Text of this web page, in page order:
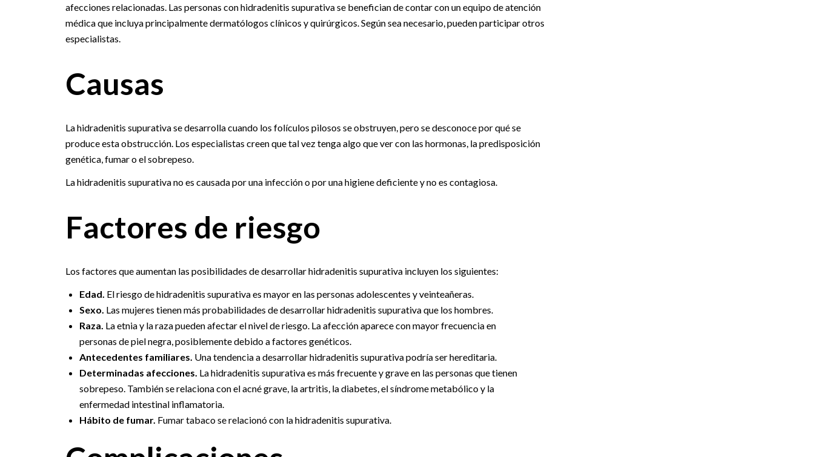
afecciones relacionadas. Las personas con hidradenitis supurativa se benefician de contar con un equipo de atención
médica que incluya principalmente dermatólogos clínicos y quirúrgicos. Según sea necesario, pueden participar otros
especialistas.
Causas
La hidradenitis supurativa se desarrolla cuando los folículos pilosos se obstruyen, pero se desconoce por qué se
produce esta obstrucción. Los especialistas creen que tal vez tenga algo que ver con las hormonas, la predisposición
genética, fumar o el sobrepeso.
La hidradenitis supurativa no es causada por una infección o por una higiene deficiente y no es contagiosa.
Factores de riesgo
Los factores que aumentan las posibilidades de desarrollar hidradenitis supurativa incluyen los siguientes:
Edad. El riesgo de hidradenitis supurativa es mayor en las personas adolescentes y veinteañeras.
Sexo. Las mujeres tienen más probabilidades de desarrollar hidradenitis supurativa que los hombres.
Raza. La etnia y la raza pueden afectar el nivel de riesgo. La afección aparece con mayor frecuencia en
personas de piel negra, posiblemente debido a factores genéticos.
Antecedentes familiares. Una tendencia a desarrollar hidradenitis supurativa podría ser hereditaria.
Determinadas afecciones. La hidradenitis supurativa es más frecuente y grave en las personas que tienen
sobrepeso. También se relaciona con el acné grave, la artritis, la diabetes, el síndrome metabólico y la
enfermedad intestinal inflamatoria.
Hábito de fumar. Fumar tabaco se relacionó con la hidradenitis supurativa.